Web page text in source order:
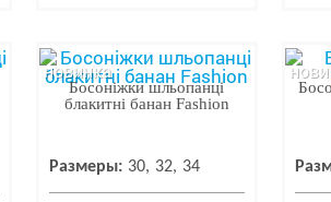
Босоніжки шльопанці
блакитні банан Fashion
Размеры: 30 32 34
новинка